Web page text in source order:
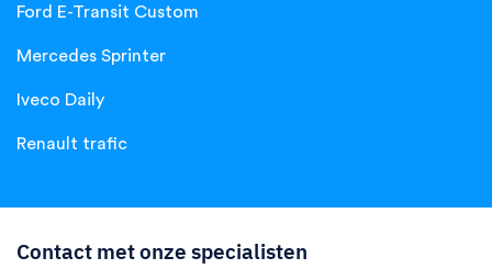
Ford E-Transit Custom
Mercedes Sprinter
Iveco Daily
Renault trafic
Contact met onze specialisten